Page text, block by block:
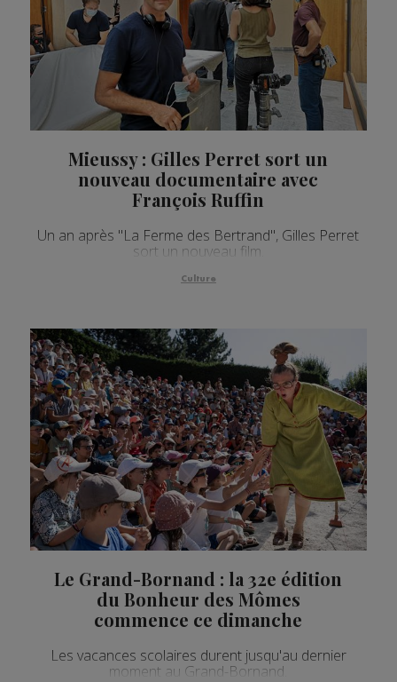
Mieussy : Gilles Perret sort un
nouveau documentaire avec
François Ruffin
Un an après "La Ferme des Bertrand", Gilles Perret
sort un nouveau film.
Culture
Le Grand-Bornand : la 32e édition
du Bonheur des Mômes
commence ce dimanche
Les vacances scolaires durent jusqu'au dernier
moment au Grand-Bornand.